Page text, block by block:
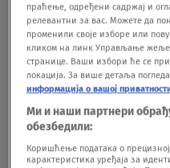
upišu ovaj fakultet je
ne čekaju dugo na
već tokom studija. A
dobre plate.
праћење, одређени садржај и
релевантни за вас. Можете да
променили своје изборе или
кликом на линк Управљање
странице. Ваши избори ће се
локација. За више детаља
информација о вашој
Ми и наши партнери
обезбедили:
Коришћење података о
карактеристика уређаја за